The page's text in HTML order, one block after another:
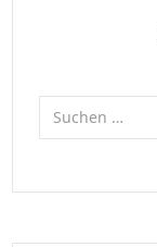
Suchen
nach: